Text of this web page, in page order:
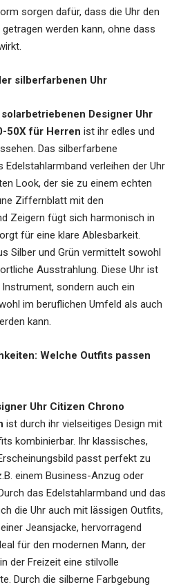
sorgen dafür, dass die Uhr den
werden kann, ohne dass
silberfarbenen Uhr
solarbetriebenen Designer Uhr
50X für Herren ist ihr edles und
Das silberfarbene
Edelstahlarmband verleihen der Uhr
Look, der sie zu einem echten
Ziffernblatt mit den
Zeigern fügt sich harmonisch in
für eine klare Ablesbarkeit.
Silber und Grün vermittelt sowohl
Ausstrahlung. Diese Uhr ist
sondern auch ein
im beruflichen Umfeld als auch
kann.
Welche Outfits passen
Uhr Citizen Chrono
ist durch ihr vielseitiges Design mit
kombinierbar. Ihr klassisches,
passt perfekt zu
einem Business-Anzug oder
das Edelstahlarmband und das
die Uhr auch mit lässigen Outfits,
Jeansjacke, hervorragend
für den modernen Mann, der
der Freizeit eine stilvolle
Durch die silberne Farbgebung